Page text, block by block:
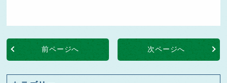
前ページへ 次ページへ